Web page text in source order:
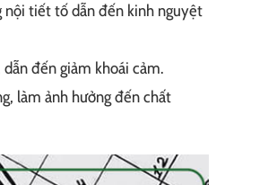
nội tiết tố dẫn đến kinh nguyệt
đến giảm khoái cảm.
làm ảnh hưởng đến chất